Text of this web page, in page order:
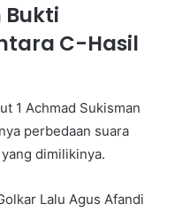
Bukti
C-Hasil
1 Achmad Sukisman
perbedaan suara
dimilikinya.
Lalu Agus Afandi